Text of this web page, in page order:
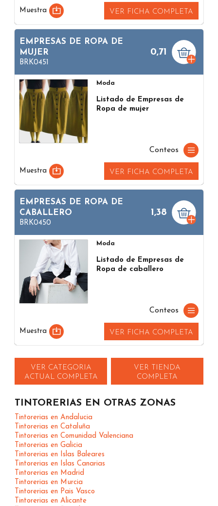
Muestra VER FICHA COMPLETA
EMPRESAS DE ROPA DE
MUJER
BRK0451
0,71
Moda
Listado de Empresas de
Ropa de mujer
Conteos
Muestra VER FICHA COMPLETA
EMPRESAS DE ROPA DE
CABALLERO
BRK0450
1,38
Moda
Listado de Empresas de
Ropa de caballero
Conteos
Muestra VER FICHA COMPLETA
VER CATEGORIA
ACTUAL COMPLETA
VER TIENDA
COMPLETA
TINTORERIAS EN OTRAS ZONAS
Tintorerias en Andalucia
Tintorerias en Cataluña
Tintorerias en Comunidad Valenciana
Tintorerias en Galicia
Tintorerias en Islas Baleares
Tintorerias en Islas Canarias
Tintorerias en Madrid
Tintorerias en Murcia
Tintorerias en Pais Vasco
Tintorerias en Alicante